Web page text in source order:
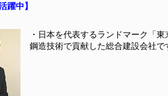
躍中】
・日本を代表するランドマーク「
鋼造技術で貢献した総合建設会社で